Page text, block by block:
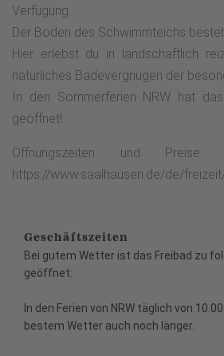
Verfügung.
Der Boden des Schwimmteichs
Hier erlebst du in landschaftlich
natürliches Badevergnügen der
In den Sommerferien NRW hat
geöffnet!
Öffnungszeiten und
https://www.saalhausen.de/de/
Geschäftszeiten
Bei gutem Wetter ist das Freibad zu
geöffnet:
In den Ferien von NRW täglich von
bestem Wetter auch noch länger.